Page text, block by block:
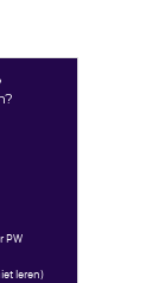
PW
leren)